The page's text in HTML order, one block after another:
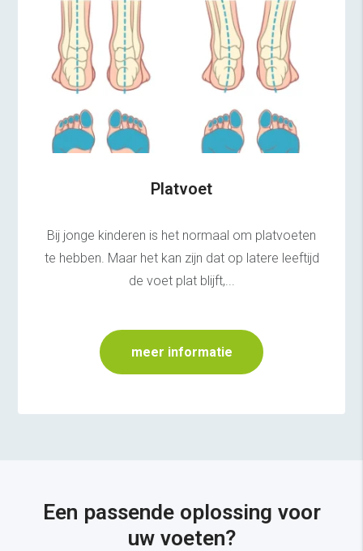
Platvoet
Bij jonge kinderen is het normaal om platvoeten
te hebben. Maar het kan zijn dat op latere leeftijd
de voet plat blijft,...
meer informatie
Een passende oplossing voor
uw voeten?